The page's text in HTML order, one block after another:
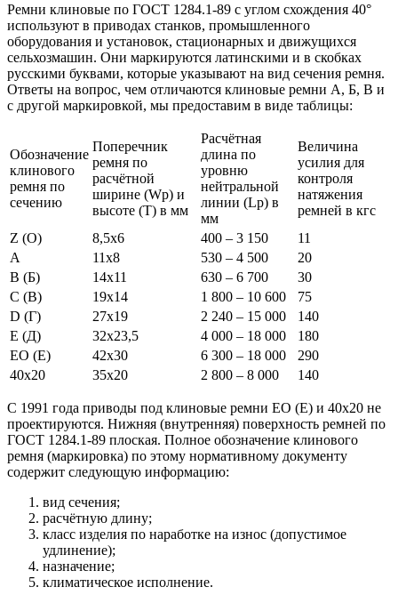
Ремни клиновые по ГОСТ 1284.1-89 с углом схождения 40°
используют в приводах станков, промышленного
оборудования и установок, стационарных и движущихся
сельхозмашин. Они маркируются латинскими и в скобках
русскими буквами, которые указывают на вид сечения ремня.
Ответы на вопрос, чем отличаются клиновые ремни А, Б, В и
с другой маркировкой, мы предоставим в виде таблицы:
Обозначение
клинового
ремня по
сечению
Поперечник
ремня по
расчётной
ширине (Wp) и
высоте (Т) в мм
Расчётная
длина по
уровню
нейтральной
линии (Lp) в
мм
Величина
усилия для
контроля
натяжения
ремней в кгс
Z (О)
8,5х6 400 – 3 150
11
A
11х8 530 – 4 500
20
B (Б)
14х11 630 – 6 700
30
C (В)
19х14 1 800 – 10 600
75
D (Г)
27х19 2 240 – 15 000
140
E (Д)
32х23,5 4 000 – 18 000
180
EO (Е)
42х30 6 300 – 18 000
290
40х20
35х20 2 800 – 8 000 140
С 1991 года приводы под клиновые ремни EO (Е) и 40х20 не
проектируются. Нижняя (внутренняя) поверхность ремней по
ГОСТ 1284.1-89 плоская. Полное обозначение клинового
ремня (маркировка) по этому нормативному документу
содержит следующую информацию:
вид сечения;
расчётную длину;
класс изделия по наработке на износ (допустимое
удлинение);
назначение;
климатическое исполнение.